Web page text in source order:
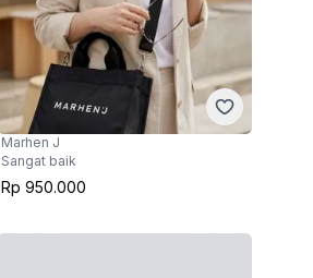
Marhen J
Sangat baik
Rp 950.000